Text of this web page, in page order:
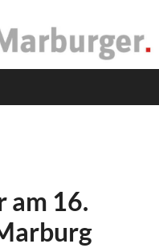
am 16.